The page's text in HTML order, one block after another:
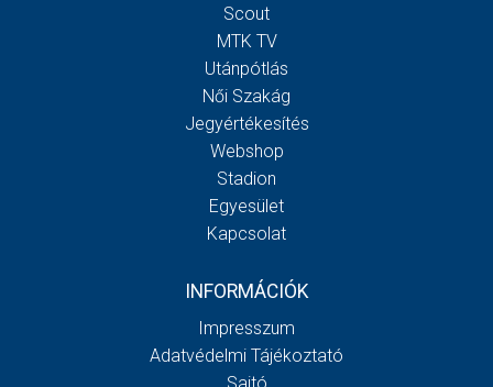
Scout
MTK TV
Utánpótlás
Női Szakág
Jegyértékesítés
Webshop
Stadion
Egyesület
Kapcsolat
INFORMÁCIÓK
Impresszum
Adatvédelmi Tájékoztató
Sajtó